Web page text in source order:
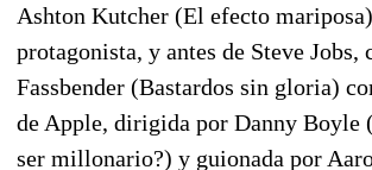
Ashton Kutcher (El efecto
protagonista, y antes de Steve Jobs,
Fassbender (Bastardos sin gloria)
de Apple, dirigida por Danny Boyle
ser millonario?) y guionada por